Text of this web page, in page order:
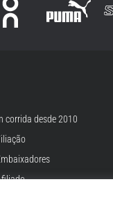
corrida desde 2010